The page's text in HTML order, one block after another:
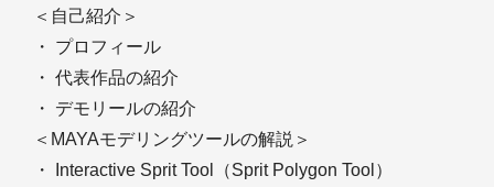
＜自己紹介＞
・ プロフィール
・ 代表作品の紹介
・ デモリールの紹介
＜MAYAモデリングツールの解説＞
・ Interactive Sprit Tool（Sprit Polygon Tool）